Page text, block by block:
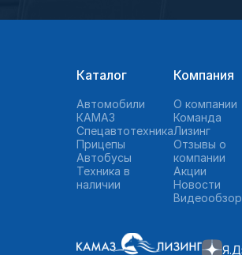
Каталог
Автомобили
КАМАЗ
Спецавтотехника
Прицепы
Автобусы
Техника в
наличии
Компания
О компании
Команда
Лизинг
Отзывы о
компании
Акции
Новости